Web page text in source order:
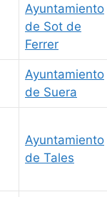
Ayuntamiento
de Sot de
Ferrer
Ayuntamiento
de Suera
Ayuntamiento
de Tales